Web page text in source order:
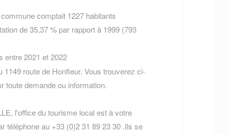
comptait 1227 habitants
de 35,37 % par rapport à 1999 (793
entre 2021 et 2022
route de Honfleur. Vous trouverez ci-
toute demande ou information.
l'office du tourisme local est à votre
téléphone au +33 (0)2 31 89 23 30 .Ils se